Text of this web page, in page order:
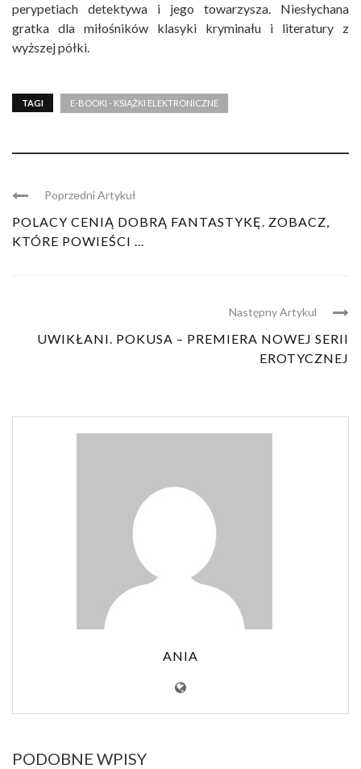
perypetiach detektywa i jego towarzysza. Niesłychana
gratka dla miłośników klasyki kryminału i literatury z
wyższej półki.
TAGI E-BOOKI - KSIĄŻKI ELEKTRONICZNE
Poprzedni Artykuł
POLACY CENIĄ DOBRĄ FANTASTYKĘ. ZOBACZ,
KTÓRE POWIEŚCI ...
Następny Artykul
UWIKŁANI. POKUSA – PREMIERA NOWEJ SERII
EROTYCZNEJ
ANIA
PODOBNE WPISY